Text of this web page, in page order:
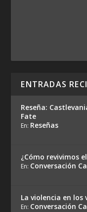
ENTRADAS
Reseña:
Fate
En: Reseñas
¿Cómo revivimos
En: Conversación
La violencia en los
En: Conversación